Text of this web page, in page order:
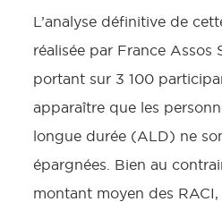
L’analyse définitive de
réalisée par France Assos
portant sur 3 100
apparaître que les
longue durée (ALD) ne
épargnées. Bien au
montant moyen des